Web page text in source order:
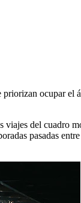
ocupar
del cuadro
pasadas